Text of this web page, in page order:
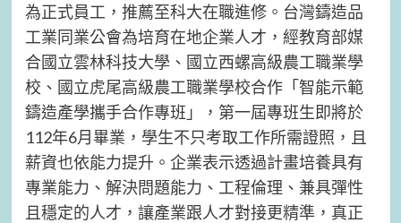
為正式員工，推薦至科大在職進修。台灣鑄造品
工業同業公會為培育在地企業人才，經教育部媒
合國立雲林科技大學、國立西螺高級農工職業學
校、國立虎尾高級農工職業學校合作「智能示範
鑄造產學攜手合作專班」，第一屆專班生即將於
112年6月畢業，學生不只考取工作所需證照，且
薪資也依能力提升。企業表示透過計畫培養具有
專業能力、解決問題能力、工程倫理、兼具彈性
且穩定的人才，讓產業跟人才對接更精準，真正